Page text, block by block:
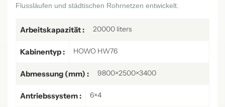
Flussläufen und städtischen Rohrnetzen entwickelt.
Arbeitskapazität : 20000 liters
Kabinentyp : HOWO HW76
Abmessung (mm) : 9800×2500×3400
Antriebssystem : 6×4